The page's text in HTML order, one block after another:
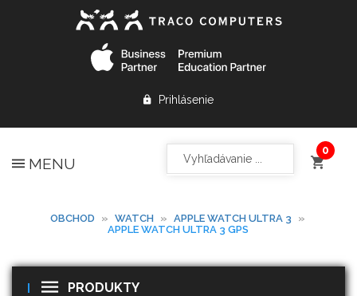
Prihlásenie
MENU
OBCHOD » WATCH » APPLE WATCH ULTRA 3
»
APPLE WATCH ULTRA 3 GPS
PRODUKTY